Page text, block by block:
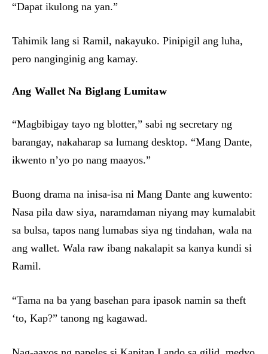
“Dapat ikulong na yan.”
Tahimik lang si Ramil, nakayuko. Pinipigil ang luha,
pero nanginginig ang kamay.
Ang Wallet Na Biglang Lumitaw
“Magbibigay tayo ng blotter,” sabi ng secretary ng
barangay, nakaharap sa lumang desktop. “Mang Dante,
ikwento n’yo po nang maayos.”
Buong drama na inisa-isa ni Mang Dante ang kuwento:
Nasa pila daw siya, naramdaman niyang may kumalabit
sa bulsa, tapos nang lumabas siya ng tindahan, wala na
ang wallet. Wala raw ibang nakalapit sa kanya kundi si
Ramil.
“Tama na ba yang basehan para ipasok namin sa theft
‘to, Kap?” tanong ng kagawad.